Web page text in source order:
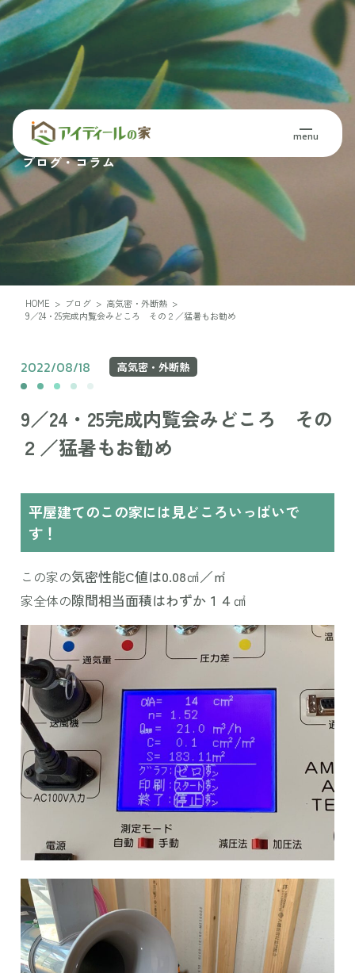
menu
Blog・Column
ブログ・コラム
HOME > ブログ > 高気密・外断熱 >
9／24・25完成内覧会みどころ その２／猛暑もお勧め
2022/08/18 高気密・外断熱
9／24・25完成内覧会みどころ その
２／猛暑もお勧め
平屋建てのこの家には見どころいっぱいで
す！
この家の気密性能C値は0.08㎠／㎡
家全体の隙間相当面積はわずか１４㎠